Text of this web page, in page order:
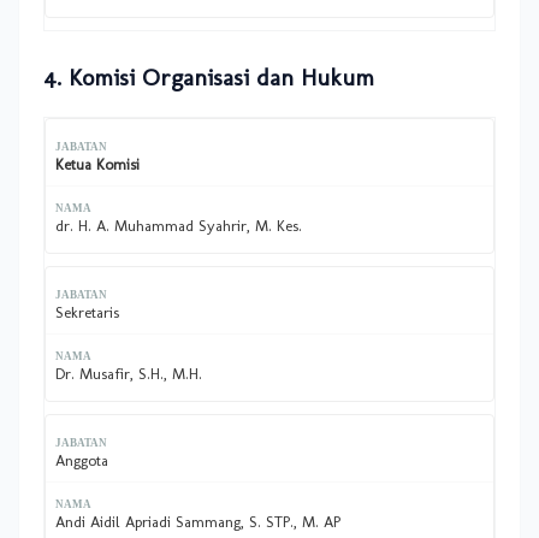
4. Komisi Organisasi dan Hukum
Ketua Komisi
dr. H. A. Muhammad Syahrir, M. Kes.
Sekretaris
Dr. Musafir, S.H., M.H.
Anggota
Andi Aidil Apriadi Sammang, S. STP., M. AP